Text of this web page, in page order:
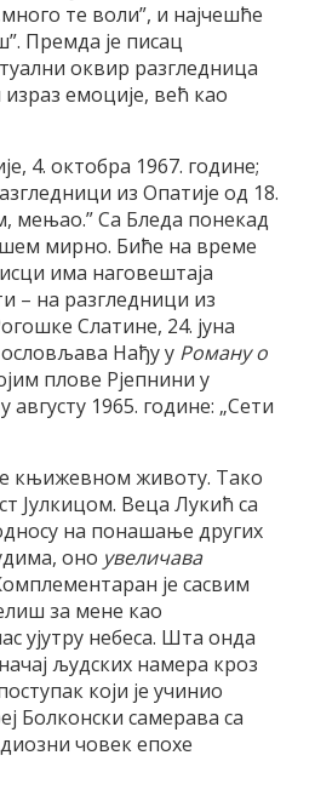
те воли”, и најчешће
Премда је писац
оквир разгледница
емоције, већ као
4. октобра 1967. године;
из Опатије од 18.
мењао.” Са Бледа понекад
мирно. Биће на време
има наговештаја
– на разгледници из
Слатине, 24. јуна
Нађу у Роману о
плове Рјепнини у
1965. године: „Сети
књижевном животу. Тако
Јулкицом. Веца Лукић са
на понашање других
оно увеличава
је сасвим
за мене као
ујутру небеса. Шта онда
људских намера кроз
који је учинио
Болконски самерава са
човек епохе